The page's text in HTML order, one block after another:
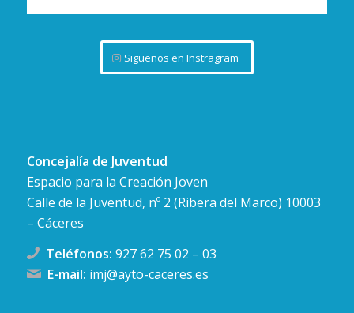
Siguenos en Instragram
Concejalía de Juventud
Espacio para la Creación Joven
Calle de la Juventud, nº 2 (Ribera del Marco) 10003
– Cáceres
Teléfonos: 927 62 75 02 – 03
E-mail: imj@ayto-caceres.es